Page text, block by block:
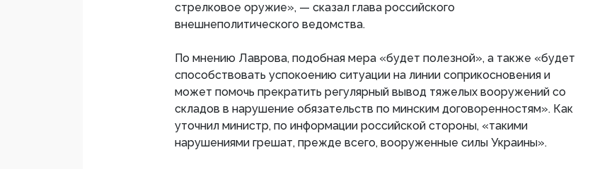
стрелковое оружие», — сказал глава российского
внешнеполитического ведомства.
По мнению Лаврова, подобная мера «будет полезной», а также «будет
способствовать успокоению ситуации на линии соприкосновения и
может помочь прекратить регулярный вывод тяжелых вооружений со
складов в нарушение обязательств по минским договоренностям». Как
уточнил министр, по информации российской стороны, «такими
нарушениями грешат, прежде всего, вооруженные силы Украины».